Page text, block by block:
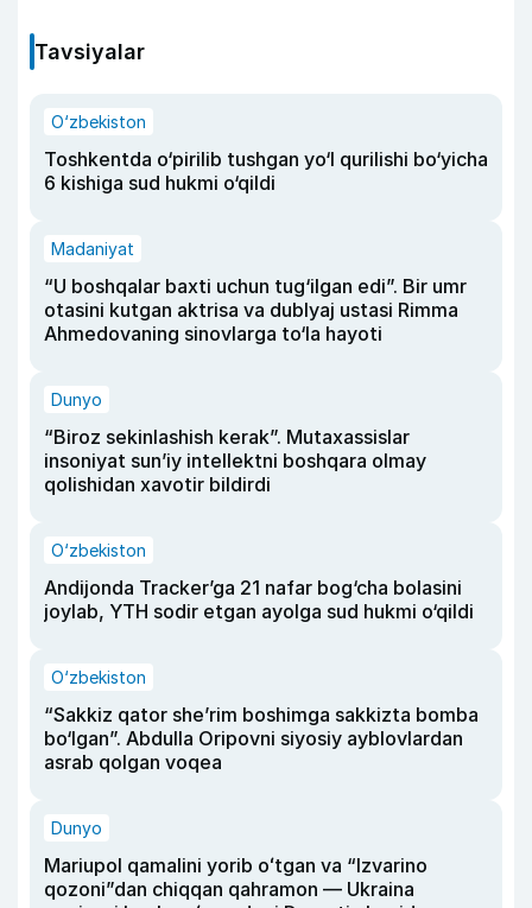
Tavsiyalar
O‘zbekiston
Toshkentda o‘pirilib tushgan yo‘l qurilishi bo‘yicha
6 kishiga sud hukmi o‘qildi
Madaniyat
“U boshqalar baxti uchun tug‘ilgan edi”. Bir umr
otasini kutgan aktrisa va dublyaj ustasi Rimma
Ahmedovaning sinovlarga to‘la hayoti
Dunyo
“Biroz sekinlashish kerak”. Mutaxassislar
insoniyat sun’iy intellektni boshqara olmay
qolishidan xavotir bildirdi
O‘zbekiston
Andijonda Tracker’ga 21 nafar bog‘cha bolasini
joylab, YTH sodir etgan ayolga sud hukmi o‘qildi
O‘zbekiston
“Sakkiz qator she’rim boshimga sakkizta bomba
bo‘lgan”. Abdulla Oripovni siyosiy ayblovlardan
asrab qolgan voqea
Dunyo
Mariupol qamalini yorib oʻtgan va “Izvarino
qozoni”dan chiqqan qahramon — Ukraina